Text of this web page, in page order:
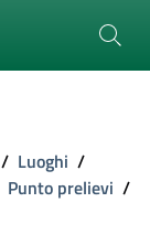
/ Luoghi /
Punto prelievi /